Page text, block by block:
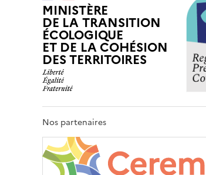
MINISTÈRE
DE LA TRANSITION
ÉCOLOGIQUE
ET DE LA COHÉSION
DES TERRITOIRES
Nos partenaires